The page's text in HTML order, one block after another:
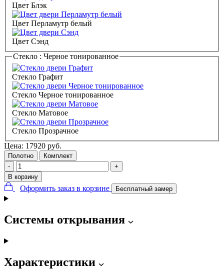
Цвет Блэк
Цвет Перламутр белый
Цвет Сэнд
Стекло : Черное тонированное
Стекло Графит
Стекло Черное тонированное
Стекло Матовое
Стекло Прозрачное
Цена: 17920 руб.
Полотно
Комплект
-
+
В корзину
Оформить заказ в корзине Бесплатный замер
Системы открывания
Характеристики